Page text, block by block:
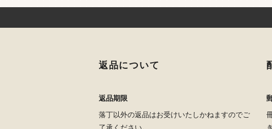
返品について
返品期限
落丁以外の返品はお受けいたしかねますのでご